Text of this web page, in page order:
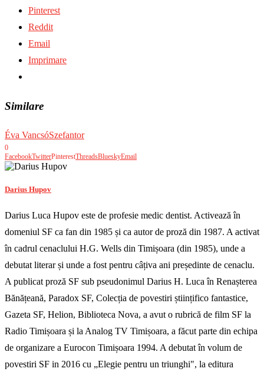
Pinterest
Reddit
Email
Imprimare
Similare
Éva VancsóSzefantor
0
FacebookTwitterPinterestThreadsBlueskyEmail
Darius Hupov
Darius Luca Hupov este de profesie medic dentist. Activează în
domeniul SF ca fan din 1985 și ca autor de proză din 1987. A activat
în cadrul cenaclului H.G. Wells din Timișoara (din 1985), unde a
debutat literar și unde a fost pentru câțiva ani președinte de cenaclu.
A publicat proză SF sub pseudonimul Darius H. Luca în Renașterea
Bănățeană, Paradox SF, Colecția de povestiri științifico fantastice,
Gazeta SF, Helion, Biblioteca Nova, a avut o rubrică de film SF la
Radio Timișoara și la Analog TV Timișoara, a făcut parte din echipa
de organizare a Eurocon Timișoara 1994. A debutat în volum de
povestiri SF in 2016 cu „Elegie pentru un triunghi", la editura